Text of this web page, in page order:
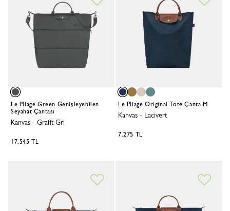
Le Pliage Green Genişleyebilen
Seyahat Çantası
Kanvas - Grafit Gri
17.545 TL
Le Pliage Original Tote Çanta M
Kanvas - Lacivert
7.275 TL